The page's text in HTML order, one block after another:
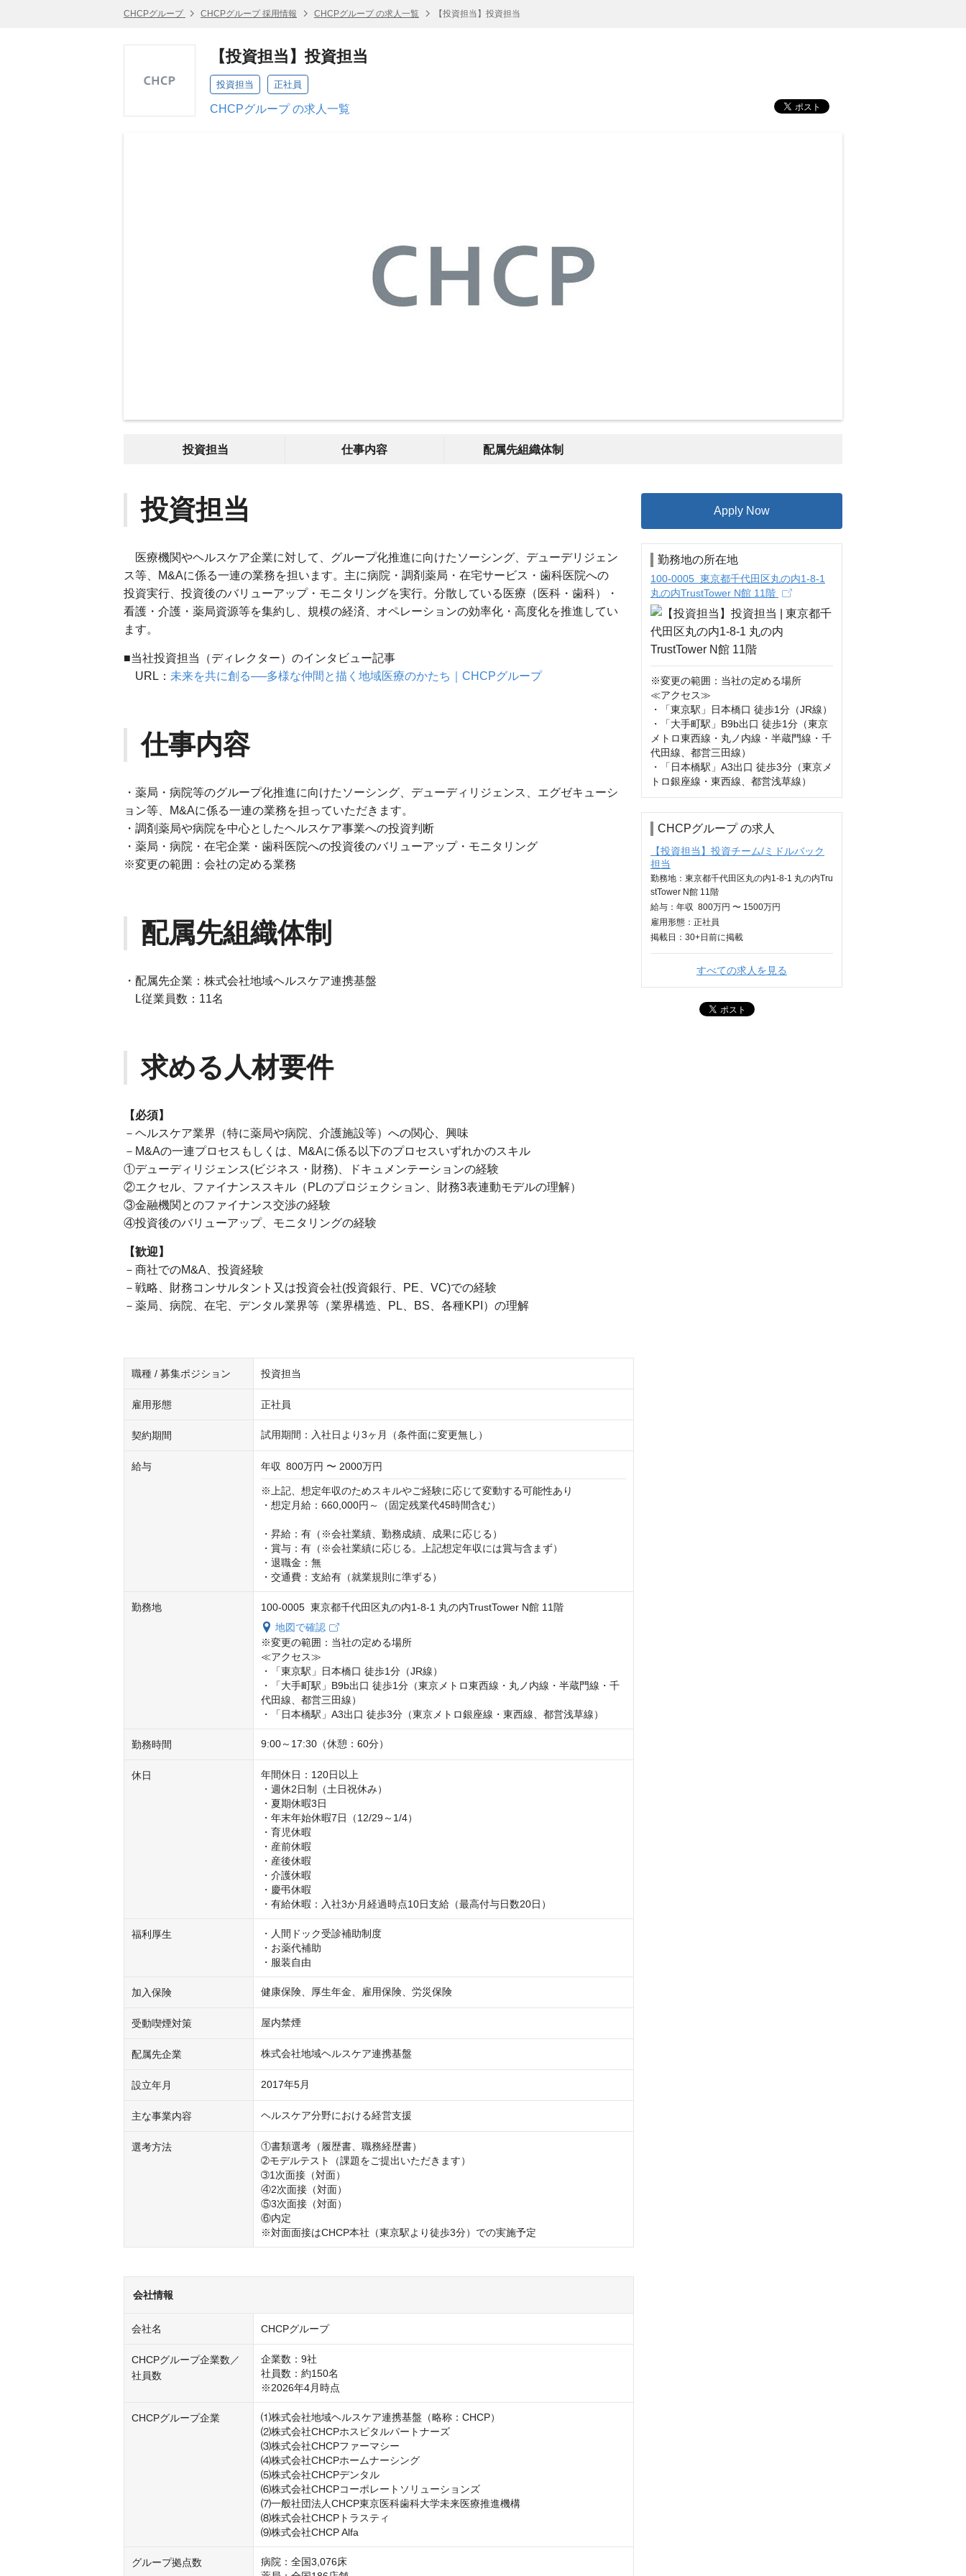
CHCPグループ CHCPグループ 採用情報 CHCPグループ の求人一覧 【投資担当】投資担当
【投資担当】投資担当
投資担当 正社員
CHCPグループ の求人一覧
投資担当 仕事内容 配属先組織体制
投資担当
医療機関やヘルスケア企業に対して、グループ化推進に向けたソーシング、デューデリジェン
ス等、M&Aに係る一連の業務を担います。主に病院・調剤薬局・在宅サービス・歯科医院への
投資実行、投資後のバリューアップ・モニタリングを実行。分散している医療（医科・歯科）・
看護・介護・薬局資源等を集約し、規模の経済、オペレーションの効率化・高度化を推進してい
ます。
■当社投資担当（ディレクター）のインタビュー記事
URL： 未来を共に創る──多様な仲間と描く地域医療のかたち｜CHCPグループ
仕事内容
・薬局・病院等のグループ化推進に向けたソーシング、デューディリジェンス、エグゼキューシ
ョン等、M&Aに係る一連の業務を担っていただきます。
・調剤薬局や病院を中心としたヘルスケア事業への投資判断
・薬局・病院・在宅企業・歯科医院への投資後のバリューアップ・モニタリング
※変更の範囲：会社の定める業務
配属先組織体制
・配属先企業：株式会社地域ヘルスケア連携基盤
L従業員数：11名
求める人材要件
【必須】
－ヘルスケア業界（特に薬局や病院、介護施設等）への関心、興味
－M&Aの一連プロセスもしくは、M&Aに係る以下のプロセスいずれかのスキル
①デューディリジェンス(ビジネス・財務)、ドキュメンテーションの経験
②エクセル、ファイナンススキル（PLのプロジェクション、財務3表連動モデルの理解）
③金融機関とのファイナンス交渉の経験
④投資後のバリューアップ、モニタリングの経験
【歓迎】
－商社でのM&A、投資経験
－戦略、財務コンサルタント又は投資会社(投資銀行、PE、VC)での経験
－薬局、病院、在宅、デンタル業界等（業界構造、PL、BS、各種KPI）の理解
職種 / 募集ポジション 投資担当
雇用形態 正社員
契約期間 試用期間：入社日より3ヶ月（条件面に変更無し）
給与 年収 800万円 〜 2000万円
※上記、想定年収のためスキルやご経験に応じて変動する可能性あり
・想定月給：660,000円～（固定残業代45時間含む）
・昇給：有（※会社業績、勤務成績、成果に応じる）
・賞与：有（※会社業績に応じる。上記想定年収には賞与含まず）
・退職金：無
・交通費：支給有（就業規則に準ずる）
勤務地
100-0005 東京都千代田区丸の内1-8-1 丸の内TrustTower N館 11階
地図で確認
※変更の範囲：当社の定める場所
≪アクセス≫
・「東京駅」日本橋口 徒歩1分（JR線）
・「大手町駅」B9b出口 徒歩1分（東京メトロ東西線・丸ノ内線・半蔵門線・千
代田線、都営三田線）
・「日本橋駅」A3出口 徒歩3分（東京メトロ銀座線・東西線、都営浅草線）
勤務時間 9:00～17:30（休憩：60分）
休日
年間休日：120日以上
・週休2日制（土日祝休み）
・夏期休暇3日
・年末年始休暇7日（12/29～1/4）
・育児休暇
・産前休暇
・産後休暇
・介護休暇
・慶弔休暇
・有給休暇：入社3か月経過時点10日支給（最高付与日数20日）
福利厚生
・人間ドック受診補助制度
・お薬代補助
・服装自由
加入保険 健康保険、厚生年金、雇用保険、労災保険
受動喫煙対策 屋内禁煙
配属先企業 株式会社地域ヘルスケア連携基盤
設立年月 2017年5月
主な事業内容 ヘルスケア分野における経営支援
選考方法
①書類選考（履歴書、職務経歴書）
➁モデルテスト（課題をご提出いただきます）
➂1次面接（対面）
④2次面接（対面）
⑤3次面接（対面）
⑥内定
※対面面接はCHCP本社（東京駅より徒歩3分）での実施予定
会社情報
会社名 CHCPグループ
CHCPグループ企業数／
社員数
企業数：9社
社員数：約150名
※2026年4月時点
CHCPグループ企業
⑴株式会社地域ヘルスケア連携基盤（略称：CHCP）
⑵株式会社CHCPホスピタルパートナーズ
⑶株式会社CHCPファーマシー
⑷株式会社CHCPホームナーシング
⑸株式会社CHCPデンタル
⑹株式会社CHCPコーポレートソリューションズ
⑺一般社団法人CHCP東京医科歯科大学未来医療推進機構
⑻株式会社CHCPトラスティ
⑼株式会社CHCP Alfa
グループ拠点数
病院：全国3,076床
Apply Now
勤務地の所在地
100-0005 東京都千代田区丸の内1-8-1
丸の内TrustTower N館 11階
※変更の範囲：当社の定める場所
≪アクセス≫
・「東京駅」日本橋口 徒歩1分（JR線）
・「大手町駅」B9b出口 徒歩1分（東京
メトロ東西線・丸ノ内線・半蔵門線・千
代田線、都営三田線）
・「日本橋駅」A3出口 徒歩3分（東京メ
トロ銀座線・東西線、都営浅草線）
CHCPグループ の求人
【投資担当】投資チーム/ミドルバック
担当
勤務地：東京都千代田区丸の内1-8-1 丸の内Tru
stTower N館 11階
給与： 年収 800万円 〜 1500万円
雇用形態：正社員
掲載日： 30+日 前に掲載
すべての求人を見る